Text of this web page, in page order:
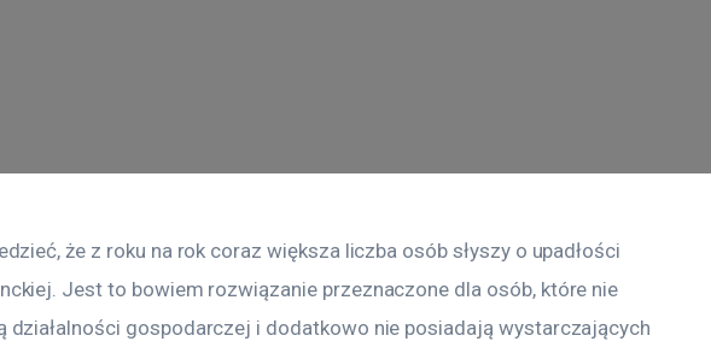
że z roku na rok coraz większa liczba osób słyszy o upadłości
Jest to bowiem rozwiązanie przeznaczone dla osób, które nie
działalności gospodarczej i dodatkowo nie posiadają wystarczających